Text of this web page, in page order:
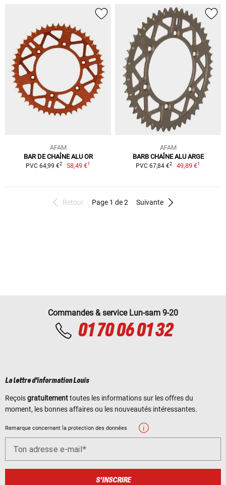
AFAM
BAR DE CHAÎNE ALU OR
PVC 64,99 €2 58,49 €1
AFAM
BARB CHAÎNE ALU ARGE
PVC 67,84 €2 49,89 €1
Retour Page 1 de 2 Suivante
Commandes & service Lun-sam 9-20
01 70 06 01 32
La lettre d'information Louis
Reçoisgratuitementtoutes les informations sur les offres du
moment, les bonnes affaires ou les nouveautés intéressantes.
Remarque concernant la protection des données
Ton adresse e-mail
S'INSCRIRE